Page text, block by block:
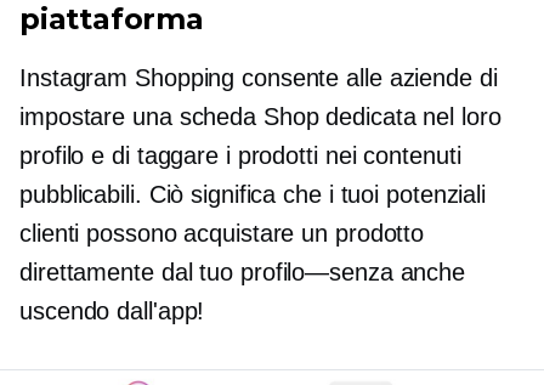
piattaforma
Instagram Shopping consente alle aziende di
impostare una scheda Shop dedicata nel loro
profilo e di taggare i prodotti nei contenuti
pubblicabili. Ciò significa che i tuoi potenziali
clienti possono acquistare un prodotto
direttamente dal tuo profilo—senzaanche
uscendo dall'app!